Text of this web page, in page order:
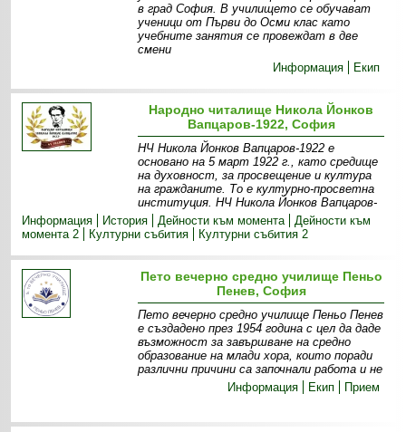
в град София. В училището се обучават
ученици от Първи до Осми клас като
учебните занятия се провеждат в две
смени
Информация
Екип
Народно читалище Никола Йонков
Вапцаров-1922, София
НЧ Никола Йонков Вапцаров-1922 е
основано на 5 март 1922 г., като средище
на духовност, за просвещение и култура
на гражданите. То е културно-просветна
институция. НЧ Никола Йонков Вапцаров-
Информация
История Дейности към момента
Дейности към
момента 2
Културни събития Културни събития 2
Пето вечерно средно училище Пеньо
Пенев, София
Пето вечерно средно училище Пеньо Пенев
е създадено през 1954 година с цел да даде
възможност за завършване на средно
образование на млади хора, които поради
различни причини са започнали работа и не
Информация
Екип Прием